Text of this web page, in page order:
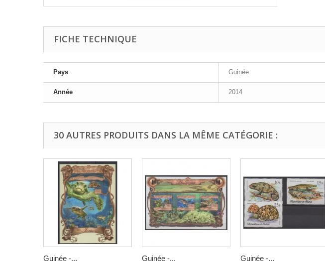
FICHE TECHNIQUE
Pays Guinée
Année 2014
30 AUTRES PRODUITS DANS LA MÊME CATÉGORIE :
Guinée -... Guinée -... Guinée -...